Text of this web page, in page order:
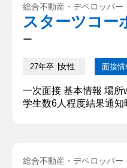
した。また、今までバ
が支えてもらう側）し
が支える立場になってみ
総合不動産・デベロッパー
スターツコー
ー
27年卒 女性 面接情
一次面接 基本情報 場所
学生数6人程度結果通
総合不動産・デベロッパー